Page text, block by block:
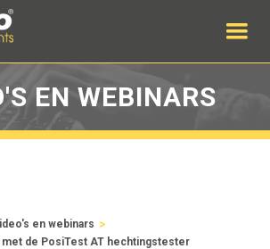
EN WEBINARS
en webinars >
de PosiTest AT hechtingstester